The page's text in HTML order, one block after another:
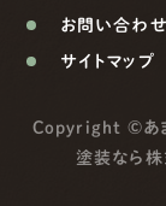
お問い合わせ
サイトマップ
Copyright ©あ
塗装なら